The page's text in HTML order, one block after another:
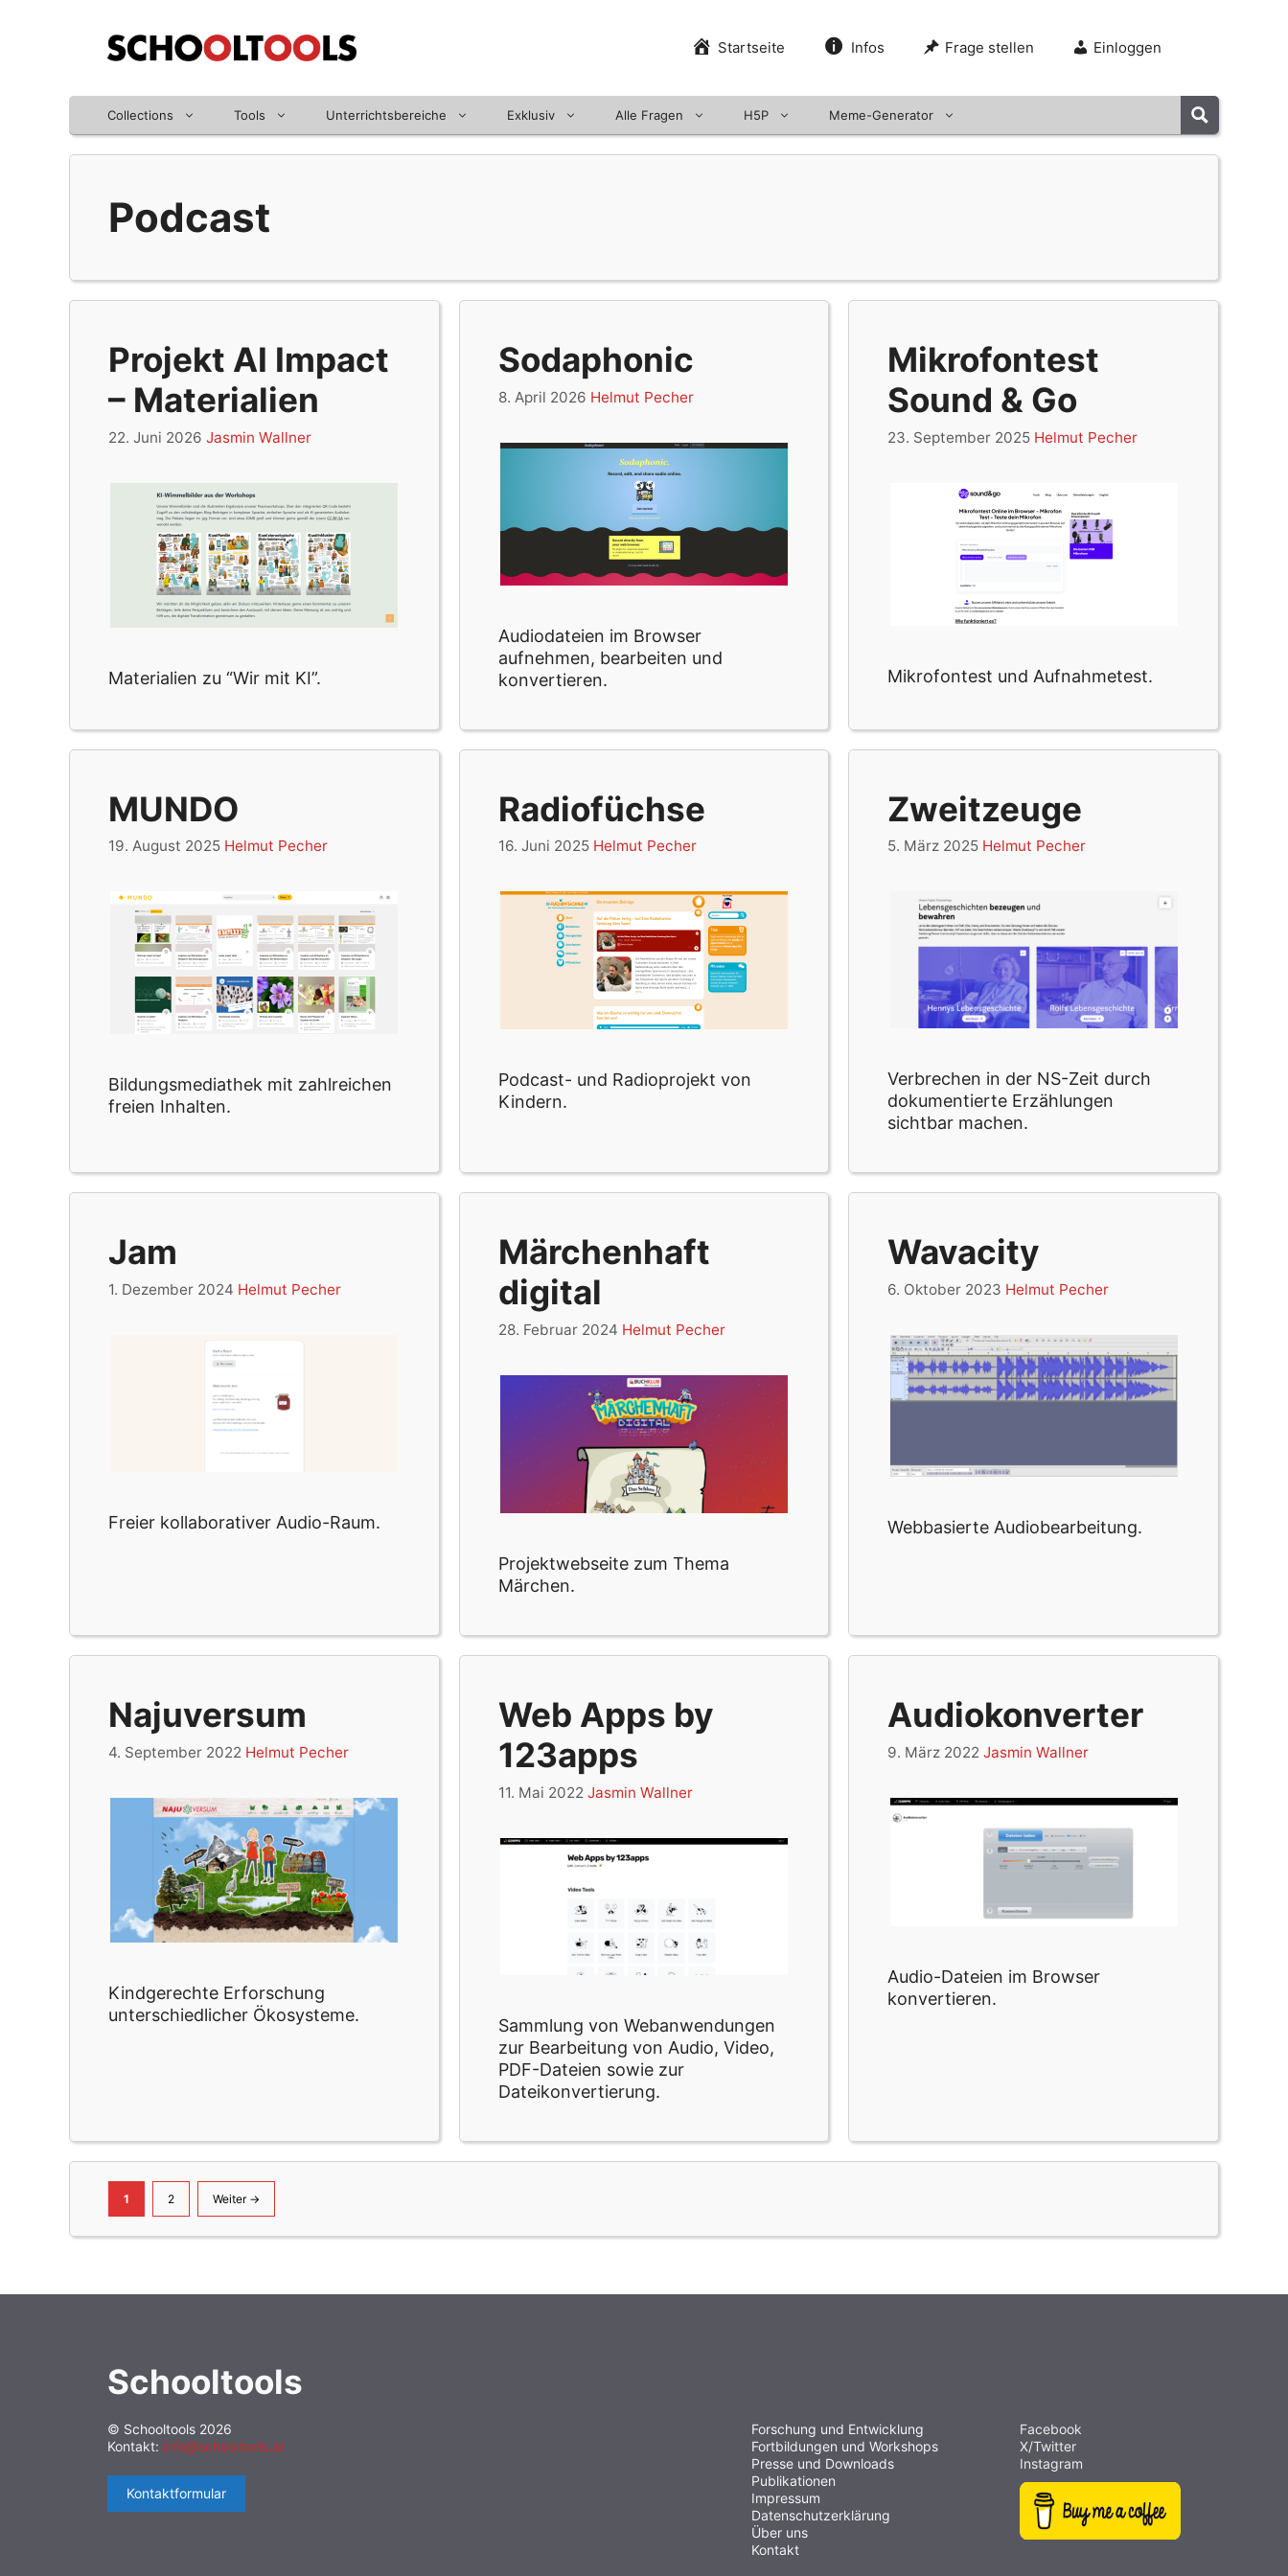
Startseite Infos Frage stellen Einloggen
Collections Tools Unterrichtsbereiche Exklusiv Alle Fragen H5P Meme-Generator
Podcast
Projekt AI Impact
– Materialien
22. Juni 2026 Jasmin Wallner
Materialien zu “Wir mit KI”.
Sodaphonic
8. April 2026 Helmut Pecher
Audiodateien im Browser
aufnehmen, bearbeiten und
konvertieren.
Mikrofontest
Sound & Go
23. September 2025 Helmut Pecher
Mikrofontest und Aufnahmetest.
MUNDO
19. August 2025 Helmut Pecher
Bildungsmediathek mit zahlreichen
freien Inhalten.
Radiofüchse
16. Juni 2025 Helmut Pecher
Podcast- und Radioprojekt von
Kindern.
Zweitzeuge
5. März 2025 Helmut Pecher
Verbrechen in der NS-Zeit durch
dokumentierte Erzählungen
sichtbar machen.
Jam
1. Dezember 2024 Helmut Pecher
Freier kollaborativer Audio-Raum.
Märchenhaft
digital
28. Februar 2024 Helmut Pecher
Projektwebseite zum Thema
Märchen.
Wavacity
6. Oktober 2023 Helmut Pecher
Webbasierte Audiobearbeitung.
Najuversum
4. September 2022 Helmut Pecher
Kindgerechte Erforschung
unterschiedlicher Ökosysteme.
Web Apps by
123apps
11. Mai 2022 Jasmin Wallner
Sammlung von Webanwendungen
zur Bearbeitung von Audio, Video,
PDF-Dateien sowie zur
Dateikonvertierung.
Audiokonverter
9. März 2022 Jasmin Wallner
Audio-Dateien im Browser
konvertieren.
Seite
1 Seite
2 Weiter →
Schooltools
© Schooltools 2026
Kontakt: info@schooltools.at
Kontaktformular
Forschung und Entwicklung
Fortbildungen und Workshops
Presse und Downloads
Publikationen
Impressum
Datenschutzerklärung
Über uns
Kontakt
Facebook
X/Twitter
Instagram